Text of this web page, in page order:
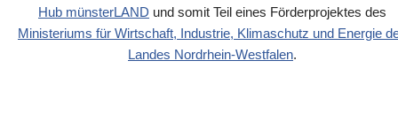
Hub münsterLAND und somit Teil eines Förderprojektes des
Ministeriums für Wirtschaft, Industrie, Klimaschutz und Energie
Landes Nordrhein-Westfalen.